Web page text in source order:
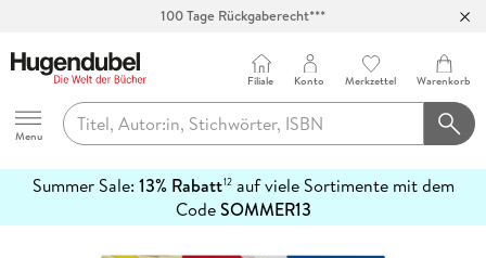
100 Tage Rückgaberecht***
Hugendubel
Menu
Filiale Konto Merkzettel Warenkorb
Summer Sale: 13% Rabatt12auf viele Sortimente mit dem
CodeSOMMER13
erfahren